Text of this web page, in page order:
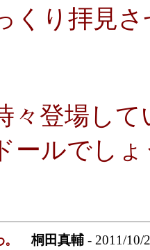
くり拝見
々登場し
ールでし
桐田真輔- 2011/10/